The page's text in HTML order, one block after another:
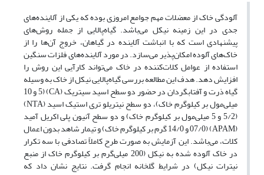
آلودگی خاک از معضلات مهم جوامع امروزی بوده که یکی از آلاینده‌های
جدی در این زمینه نیکل می‌باشد. گیاه‌پالایی از جمله روش‌های
پیشنهادی است که با انباشت آلاینده در گیاهان، خروج آن‌ها را از
خاک‌های آلوده امکان‌پذیر می‌سازد. در مورد آلاینده‌های فلزات سنگین
استفاده از عوامل کلات‌کننده در خاک می‌تواند کارآیی این روش را
افزایش دهد. هدف این مطالعه بررسی گیاه‌پالایی نیکل از خاک به وسیله
گیاه ذرت و آفتابگردان در حضور دو سطح اسید سیتریک (CA) (5 و 10
میلی‌مول بر کیلو‌گرم خاک)، دو سطح نیتریلو تری استیک اسید (NTA)
(5/2 و 5 میلی‌مول بر کیلوگرم خاک) و دو سطح آنیون پلی اکریل آمید
(APAM) (07/0 و 14/0 گرم بر کیلو‌گرم خاک) و تیمار شاهد بدون اعمال
کلات، می‌باشد. این آزمایش به صورت طرح کاملاً تصادفی با سه تکرار
در خاک آلوده شده به نیکل (200 میلی‌گرم بر کیلو‌گرم خاک از منبع
نیترات نیکل) در شرایط گلخانه انجام گرفت. نتایج نشان داد که